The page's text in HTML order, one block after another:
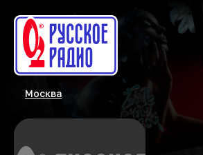
Москва